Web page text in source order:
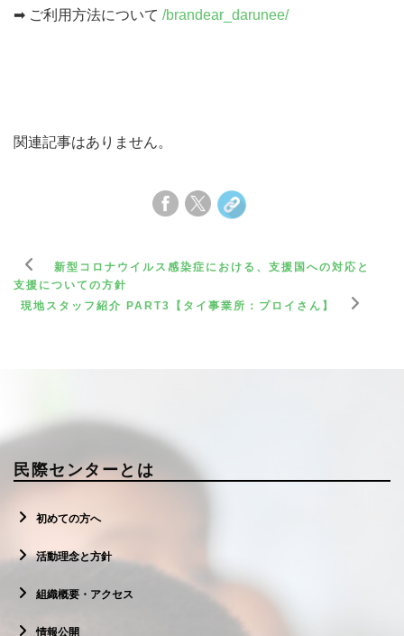
➡ ご利用方法について /brandear_darunee/
関連記事はありません。
新型コロナウイルス感染症における、支援国への対応と
支援についての方針
現地スタッフ紹介 PART3【タイ事業所：プロイさん】
民際センターとは
初めての方へ
活動理念と方針
組織概要・アクセス
情報公開